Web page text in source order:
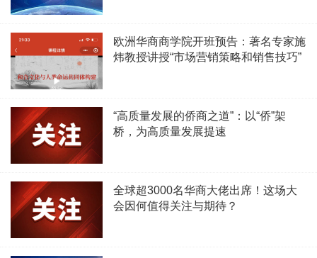
欧洲华商商学院开班预告：著名专家施
炜教授讲授“市场营销策略和销售技巧”
“高质量发展的侨商之道”：以“侨”架
桥，为高质量发展提速
全球超3000名华商大佬出席！这场大
会因何值得关注与期待？